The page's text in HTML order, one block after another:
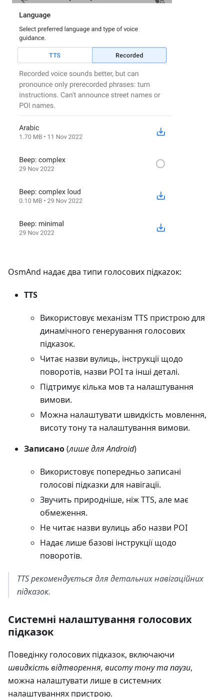
OsmAnd надає два типи голосових підкаzок:
TTS
Використовує механізм TTS пристрою для
динамічного генерування голосових
підказок.
Читає назви вулиць, інструкції щодо
поворотів, назви POI та інші деталі.
Підтримує кілька мов та налаштування
вимови.
Можна налаштувати швидкість мовлення,
висоту тону та налаштування вимови.
Записано(лише для Android)
Використовує попередньо записані
голосові підказки для навігації.
Звучить природніше, ніж TTS, але має
обмеження.
Не читає назви вулиць або назви POI
Надає лише базові інструкції щодо
поворотів.
TTS рекомендується для детальних навігаційних
підказок.
Системні налаштування голосових
підказок
Поведінку голосових підказок, включаючи
швидкість відтворення, висоту тону та паузи,
можна налаштувати лише в системних
налаштуваннях пристрою.